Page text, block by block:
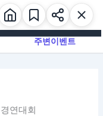
주변이벤트
연대회